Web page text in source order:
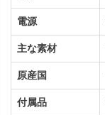
電源
主な素材
原産国
付属品